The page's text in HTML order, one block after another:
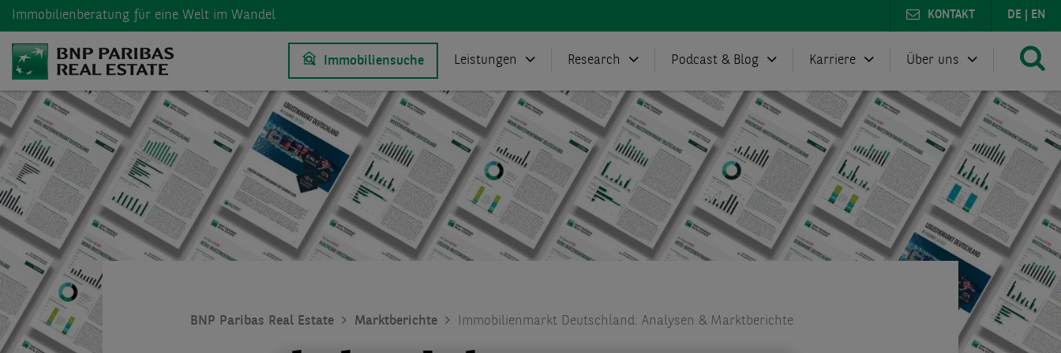
Immobilienberatung für eine Welt im Wandel DE EN
KONTAKT
Immobiliensuche Leistungen Research Podcast & Blog Karriere Über uns
BNP Paribas Real Estate Marktberichte Immobilienmarkt Deutschland: Analysen & Marktberichte